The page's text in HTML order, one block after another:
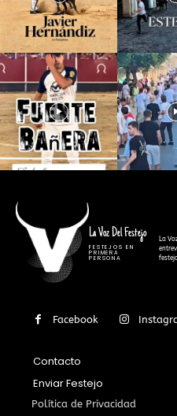
La Voz Del Festejo
FESTEJOS EN
PRIMERA
PERSONA
La
Facebook
Contacto
Enviar Festejo
Política de Privacidad